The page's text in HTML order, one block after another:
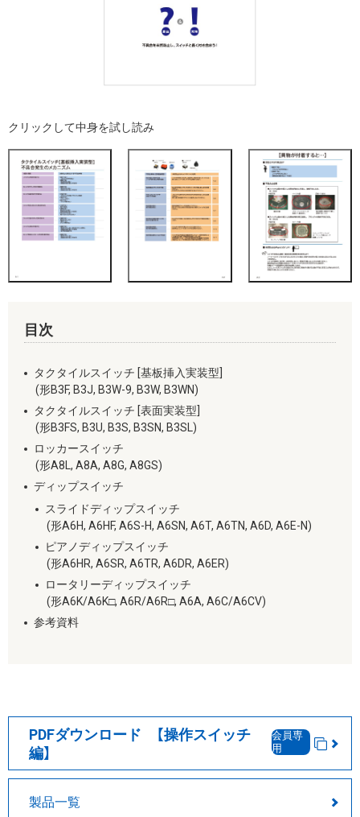
クリックして中身を試し読み
目次
タクタイルスイッチ [基板挿入実装型]
(形B3F, B3J, B3W-9, B3W, B3WN)
タクタイルスイッチ [表面実装型]
(形B3FS, B3U, B3S, B3SN, B3SL)
ロッカースイッチ
(形A8L, A8A, A8G, A8GS)
ディップスイッチ
スライドディップスイッチ
(形A6H, A6HF, A6S-H, A6SN, A6T, A6TN, A6D, A6E-N)
ピアノディップスイッチ
(形A6HR, A6SR, A6TR, A6DR, A6ER)
ロータリーディップスイッチ
(形A6K/A6K□, A6R/A6R□, A6A, A6C/A6CV)
参考資料
PDFダウンロード 【操作スイッチ
編】
会員専
用
製品一覧